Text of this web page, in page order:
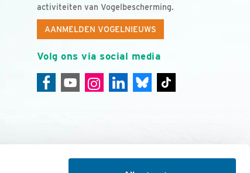
activiteiten van Vogelbescherming.
AANMELDEN VOGELNIEUWS
Volg ons via social media